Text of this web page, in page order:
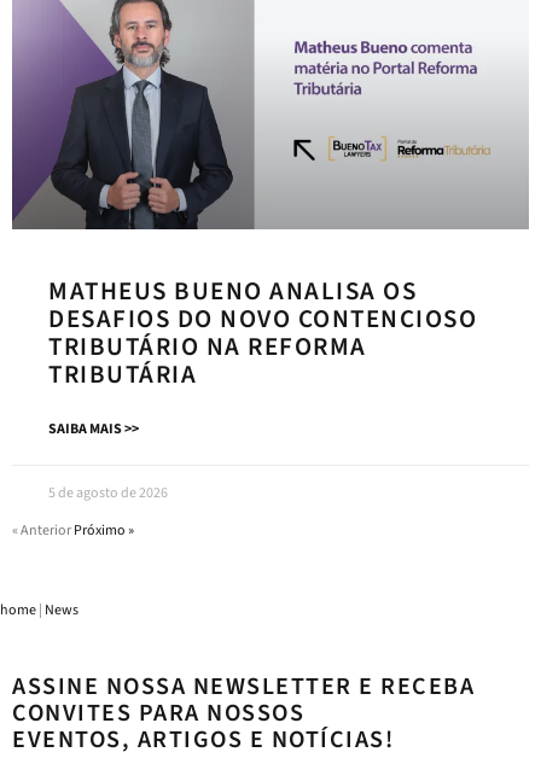
MATHEUS BUENO ANALISA OS
DESAFIOS DO NOVO CONTENCIOSO
TRIBUTÁRIO NA REFORMA
TRIBUTÁRIA
SAIBA MAIS >>
5 de agosto de 2026
« AnteriorPróximo »
home| News
ASSINE NOSSA NEWSLETTER E RECEBA
CONVITES PARA NOSSOS
EVENTOS, ARTIGOS E NOTÍCIAS!